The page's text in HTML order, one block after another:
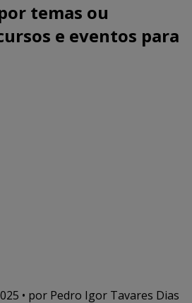
temas ou
e eventos para
• por Pedro Igor Tavares Dias